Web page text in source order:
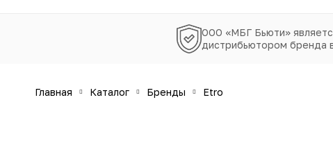
ООО «МБГ Бьюти»
дистрибьютором бренда
главная каталог бренды etro